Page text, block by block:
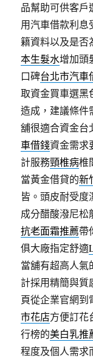
品幫助可供客戶
用汽車借款利息
籍資料以及是否
本生髮水增加頭
口碑台北市汽車
取資金買車選黑
造成，建議條件
舖很適合資金台
車借錢資金需求
計服務頸椎病椎
當黃金借貸的新
皆。頭皮耐受
成分醋酸潑尼松
抗老面霜推薦帶
俱大廠指定舒適
當舖有超高人氣
計採用精簡與質
頁從企業官網到
市花店方便訂花
行榜的美白乳推
程度及個人需求